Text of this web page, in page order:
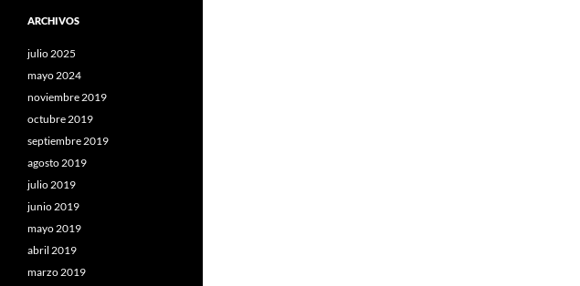
ARCHIVOS
julio 2025
mayo 2024
noviembre 2019
octubre 2019
septiembre 2019
agosto 2019
julio 2019
junio 2019
mayo 2019
abril 2019
marzo 2019